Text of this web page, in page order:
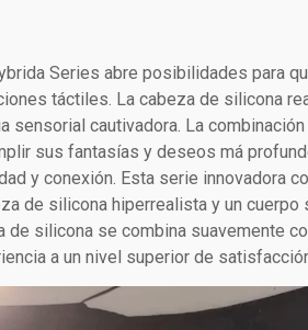
Series abre posibilidades para
táctiles. La cabeza de silicona
sensorial cautivadora. La
sus fantasías y deseos má
y conexión. Esta serie innovadora
de silicona hiperrealista y un cuerpo
de silicona se combina suavemente
a un nivel superior de